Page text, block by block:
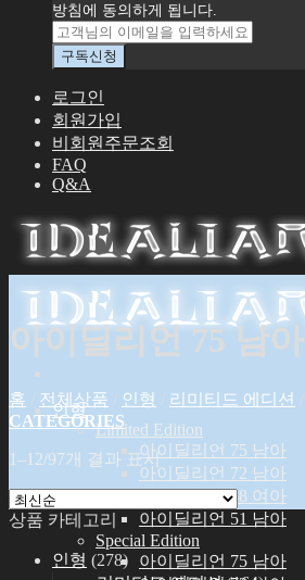
방침에 동의하게 됩니다.
로그인
회원가입
비회원주문조회
FAQ
Q&A
인형
Limited Edition
아이딜리언 75 남아
아이딜리언 72 남아
아이딜리언 68 여아
아이딜리언 51 남아
Special Edition
아이딜리언 75 남아
아이딜리언 75 남아
홈 전체상품 인형 리미티드 에디션
CATEGORIES
1–12/97개 결과 표시
상품 카테고리
인형 (278)